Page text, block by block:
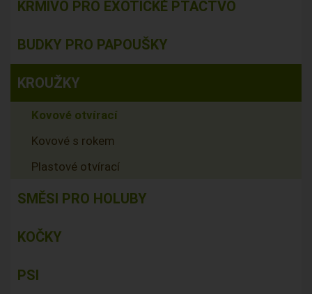
KRMIVO PRO EXOTICKÉ PTACTVO
BUDKY PRO PAPOUŠKY
KROUŽKY
Kovové otvírací
Kovové s rokem
Plastové otvírací
SMĚSI PRO HOLUBY
KOČKY
PSI